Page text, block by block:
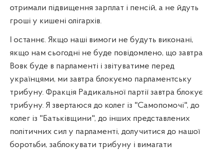
отримали підвищення зарплат і пенсій, а не йдуть
гроші у кишені олігархів.
І останнє. Якщо наші вимоги не будуть виконані,
якщо нам сьогодні не буде повідомлено, що завтра
Вовк буде в парламенті і звітуватиме перед
українцями, ми завтра блокуємо парламентську
трибуну. Фракція Радикальної партії завтра блокує
трибуну. Я звертаюся до колег із "Самопомочі", до
колег із "Батьківщини", до інших представлених
політичних сил у парламенті, долучитися до нашої
боротьби, заблокувати трибуну і вимагати